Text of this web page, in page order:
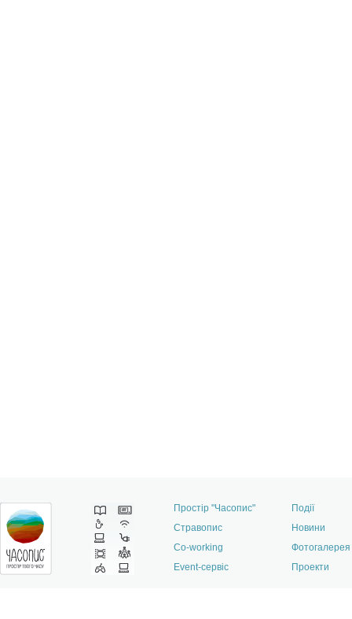
Простір "Часопис"
Події
Стравопис
Новини
Co-working
Фотогалерея
Event-сервіс
Проекти